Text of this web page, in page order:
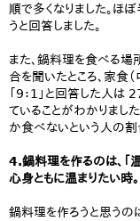
順で多くなりました。ほ
うと回答しました。
また、鍋料理を食べる場
合を聞いたところ、家食
「9：1」と回答した人
ていることがわかりまし
か食べないという人の割
4.鍋料理を作るのは、「
心身ともに温まりたい時。
鍋料理を作ろうと思うの